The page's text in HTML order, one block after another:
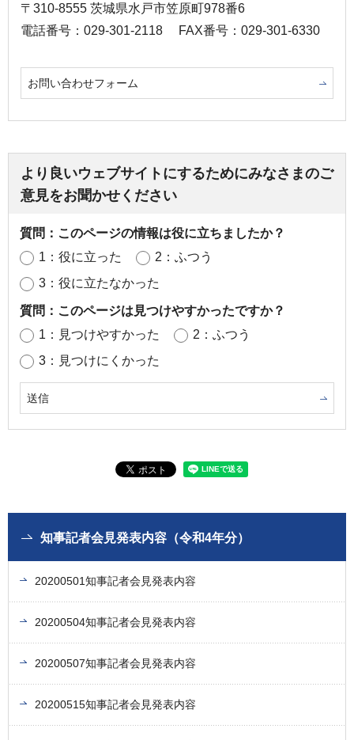
〒310-8555 茨城県水戸市笠原町978番6
電話番号：029-301-2118
FAX番号：029-301-6330
お問い合わせフォーム
より良いウェブサイトにするためにみなさまのご
意見をお聞かせください
質問：このページの情報は役に立ちましたか？
1：役に立った
2：ふつう
3：役に立たなかった
質問：このページは見つけやすかったですか？
1：見つけやすかった
2：ふつう
3：見つけにくかった
知事記者会見発表内容（令和4年分）
20200501知事記者会見発表内容
20200504知事記者会見発表内容
20200507知事記者会見発表内容
20200515知事記者会見発表内容